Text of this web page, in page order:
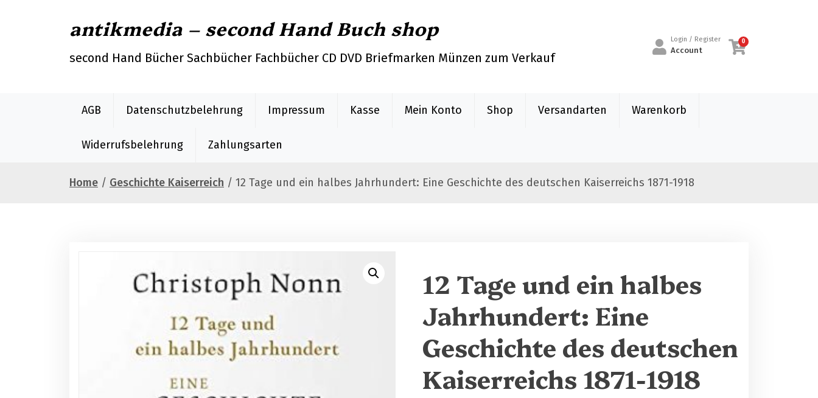
antikmedia – second Hand Buch shop
second Hand Bücher Sachbücher Fachbücher CD DVD Briefmarken Münzen zum Verkauf
Login / Register
Account
0
AGB Datenschutzbelehrung Impressum Kasse Mein Konto Shop Versandarten Warenkorb
Widerrufsbelehrung Zahlungsarten
Home / Geschichte Kaiserreich / 12 Tage und ein halbes Jahrhundert: Eine Geschichte des deutschen Kaiserreichs 1871-1918
12 Tage und ein halbes
Jahrhundert: Eine
Geschichte des deutschen
Kaiserreichs 1871-1918